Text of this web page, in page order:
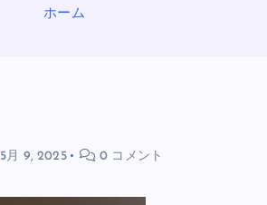
ホーム
5月 9, 2025 0 コメント